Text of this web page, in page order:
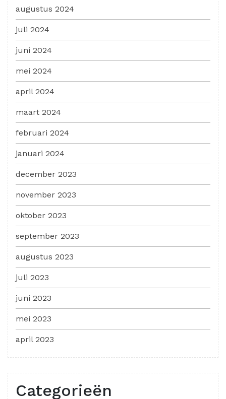
augustus 2024
juli 2024
juni 2024
mei 2024
april 2024
maart 2024
februari 2024
januari 2024
december 2023
november 2023
oktober 2023
september 2023
augustus 2023
juli 2023
juni 2023
mei 2023
april 2023
Categorieën